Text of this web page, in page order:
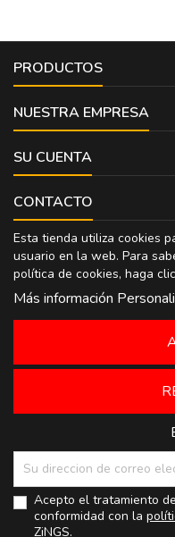
PRODUCTOS
NUESTRA EMPRESA
SU CUENTA
CONTACTO
Esta tienda utiliza cookies
usuario en la web. Para
política de cookies, haga
Más información
Acepto el tratamiento
conformidad con la
ZiNGS.